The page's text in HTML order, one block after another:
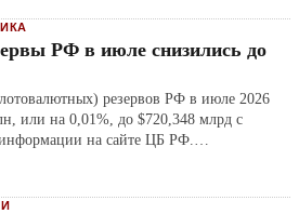
РФ в июле снизились до
резервов РФ в июле 2026
или на 0,01%, до $720,348 млрд с
на сайте ЦБ РФ.…